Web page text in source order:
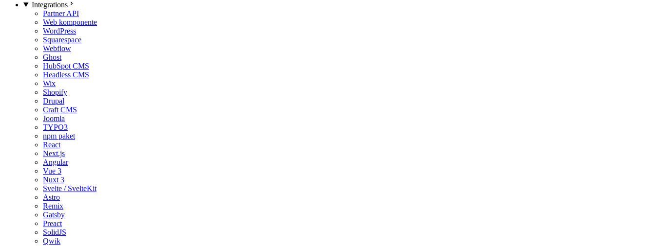
Integrations
Partner API
Web komponente
WordPress
Squarespace
Webflow
Ghost
HubSpot CMS
Headless CMS
Wix
Shopify
Drupal
Craft CMS
Joomla
TYPO3
npm paket
React
Next.js
Angular
Vue 3
Nuxt 3
Svelte / SvelteKit
Astro
Remix
Gatsby
Preact
SolidJS
Qwik